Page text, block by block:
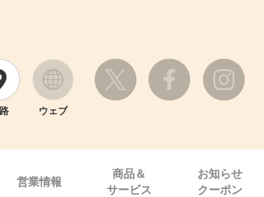
ウェブ
営業情報
商品＆
サービス
お知らせ
クーポン